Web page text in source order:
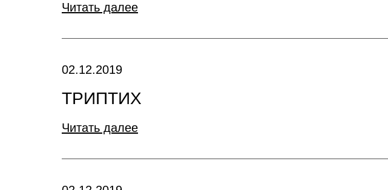
Читать далее
02.12.2019
ТРИПТИХ
Читать далее